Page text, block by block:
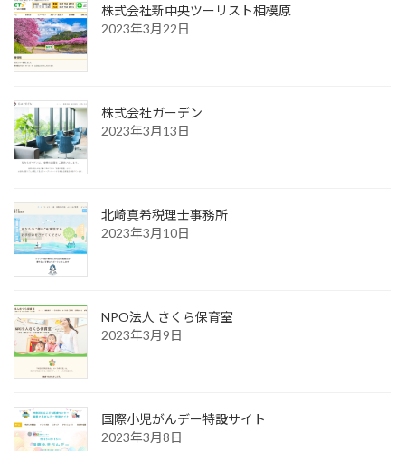
株式会社新中央ツーリスト相模原
2023年3月22日
株式会社ガーデン
2023年3月13日
北崎真希税理士事務所
2023年3月10日
NPO法人 さくら保育室
2023年3月9日
国際小児がんデー特設サイト
2023年3月8日